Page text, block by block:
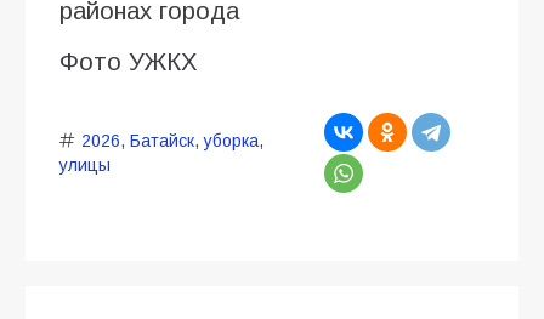
районах города
Фото УЖКХ
2026, Батайск,уборка,
улицы